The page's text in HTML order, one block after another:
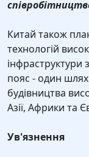
Китай також
технологій
інфраструктури
пояс - один
будівництва
Азії, Африки та
Ув'язнення